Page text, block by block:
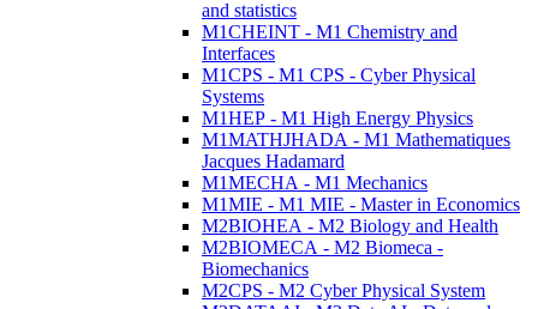
and statistics
M1CHEINT - M1 Chemistry and
Interfaces
M1CPS - M1 CPS - Cyber Physical
Systems
M1HEP - M1 High Energy Physics
M1MATHJHADA - M1 Mathematiques
Jacques Hadamard
M1MECHA - M1 Mechanics
M1MIE - M1 MIE - Master in Economics
M2BIOHEA - M2 Biology and Health
M2BIOMECA - M2 Biomeca -
Biomechanics
M2CPS - M2 Cyber Physical System